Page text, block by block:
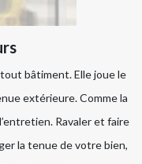
bâtiment. Elle joue le
extérieure. Comme la
Ravaler et faire
la tenue de votre bien,